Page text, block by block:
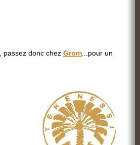
, passez donc chez Grom ...pour un